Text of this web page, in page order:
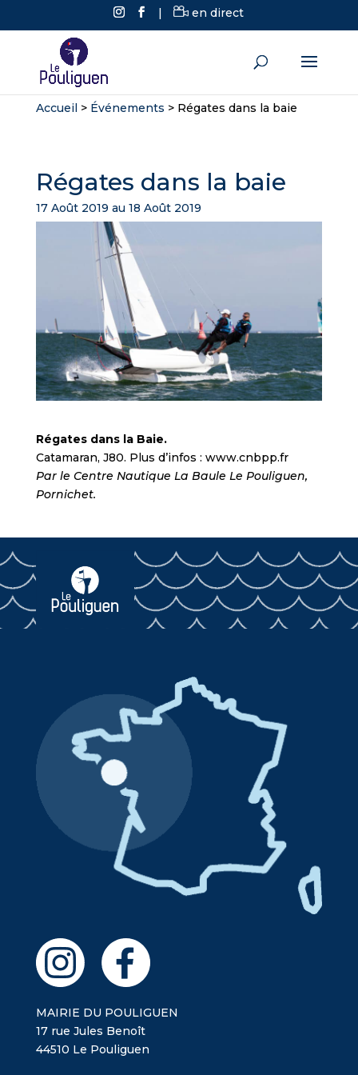
| en direct
Accueil> Événements > Régates dans la baie
Régates dans la baie
17 Août 2019 au 18 Août 2019
Régates dans la Baie.
Catamaran, J80. Plus d’infos : www.cnbpp.fr
Par le Centre Nautique La Baule Le Pouliguen,
Pornichet.
MAIRIE DU POULIGUEN
17 rue Jules Benoît
44510 Le Pouliguen